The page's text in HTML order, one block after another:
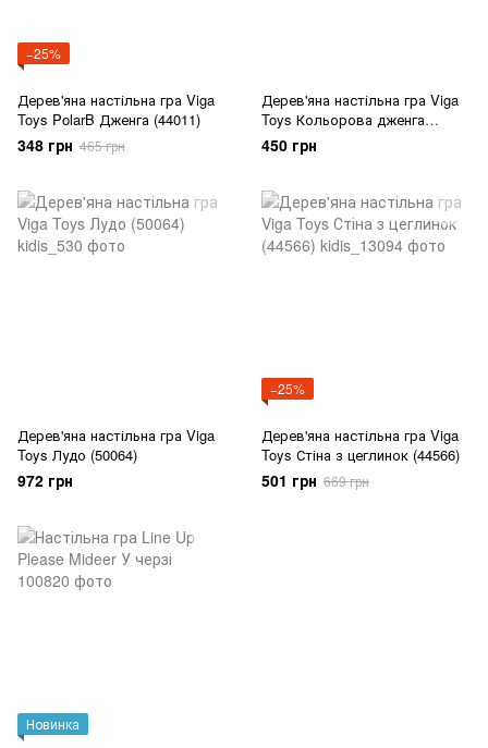
−25%
Дерев'яна настільна гра Viga
Toys PolarB Дженга (44011)
348 грн 465 грн
Дерев'яна настільна гра Viga
Toys Кольорова дженга
(56215)
450 грн
Дерев'яна настільна гра Viga
Toys Лудо (50064)
972 грн
−25%
Дерев'яна настільна гра Viga
Toys Стіна з цеглинок (44566)
501 грн 669 грн
Новинка